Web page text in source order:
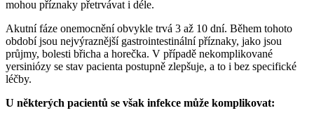
mohou příznaky přetrvávat i déle.
Akutní fáze onemocnění obvykle trvá 3 až 10 dní. Během tohoto
období jsou nejvýraznější gastrointestinální příznaky, jako jsou
průjmy, bolesti břicha a horečka. V případě nekomplikované
yersiniózy se stav pacienta postupně zlepšuje, a to i bez specifické
léčby.
U některých pacientů se však infekce může komplikovat: